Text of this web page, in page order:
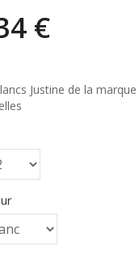
€
Justine de la